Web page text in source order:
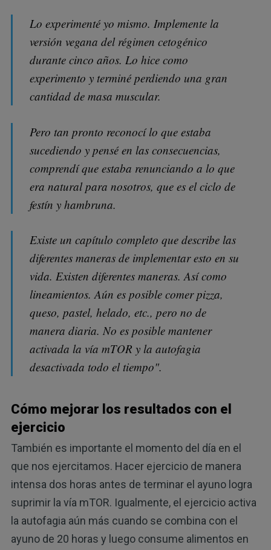
Lo experimenté yo mismo. Implemente la
versión vegana del régimen cetogénico
durante cinco años. Lo hice como
experimento y terminé perdiendo una gran
cantidad de masa muscular.
Pero tan pronto reconocí lo que estaba
sucediendo y pensé en las consecuencias,
comprendí que estaba renunciando a lo que
era natural para nosotros, que es el ciclo de
festín y hambruna.
Existe un capítulo completo que describe las
diferentes maneras de implementar esto en su
vida. Existen diferentes maneras. Así como
lineamientos. Aún es posible comer pizza,
queso, pastel, helado, etc., pero no de
manera diaria. No es posible mantener
activada la vía mTOR y la autofagia
desactivada todo el tiempo".
Cómo mejorar los resultados con el
ejercicio
También es importante el momento del día en el
que nos ejercitamos. Hacer ejercicio de manera
intensa dos horas antes de terminar el ayuno logra
suprimir la vía mTOR. Igualmente, el ejercicio activa
la autofagia aún más cuando se combina con el
ayuno de 20 horas y luego consume alimentos en